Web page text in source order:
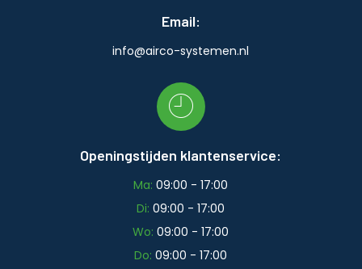
Email:
info@airco-systemen.nl
Openingstijden klantenservice:
Ma:09:00 - 17:00
Di:09:00 - 17:00
Wo:09:00 - 17:00
Do:09:00 - 17:00